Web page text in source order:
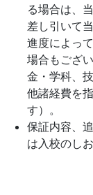
る場合は、
差し引いて
進度によっ
場合もござ
金・学科、
他諸経費を
す）。
保証内容、
は入校のし